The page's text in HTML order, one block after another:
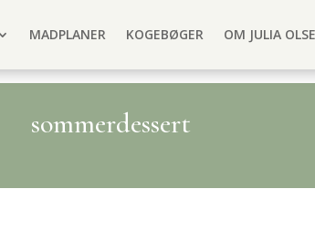
MADPLANER KOGEBØGER OM JULIA
sommerdessert